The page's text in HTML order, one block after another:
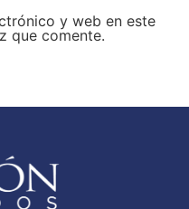
y web en este
que comente.